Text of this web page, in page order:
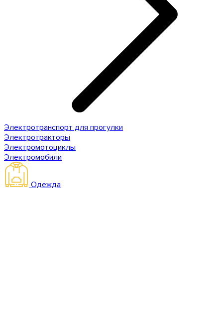
Электротранспорт для прогулки
Электротракторы
Электромотоциклы
Электромобили
Одежда